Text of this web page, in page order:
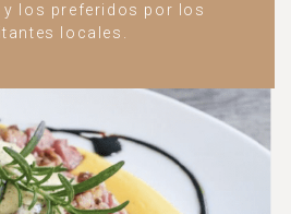
y los preferidos por los
locales.